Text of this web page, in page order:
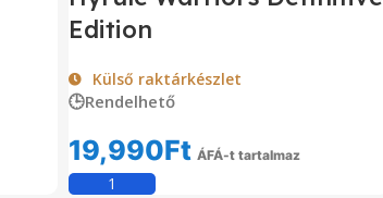
Edition
Külső raktárkészlet
🕒Rendelhető
19,990Ft ÁFÁ-t tartalmaz